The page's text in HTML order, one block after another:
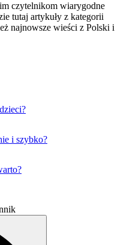
czytelnikom wiarygodne
tutaj artykuły z kategorii
najnowsze wieści z Polski i
i szybko?